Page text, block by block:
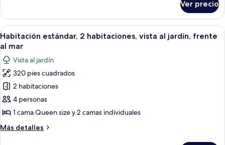
vista
al
jardín,
frente
al
mar
exclusiva,
habitaciones,
vista
jardín,
frente
al
mar
Ver precio
Abrir
todas
las
fotos
de
Habitación
estándar,
2
habitaciones,
vista
Un patio con una mesa y sillas, una
8
Habitación estándar, 2 habitaciones, vista al jardín, frente
al mar
Vista al jardín
320 pies cuadrados
2 habitaciones
4 personas
1 cama Queen size y 2 camas individuales
Más detalles
Más